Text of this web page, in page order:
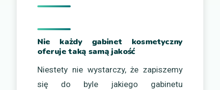
Nie każdy gabinet kosmetyczny
oferuje taką samą jakość
Niestety nie wystarczy, że zapiszemy
się do byle jakiego gabinetu